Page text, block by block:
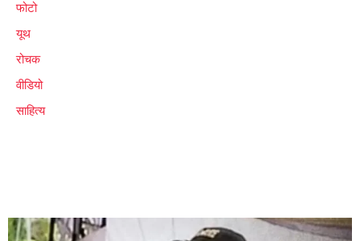
फोटो
यूथ
रोचक
वीडियो
साहित्य